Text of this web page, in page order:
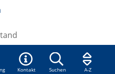
Kontakt Suchen A-Z